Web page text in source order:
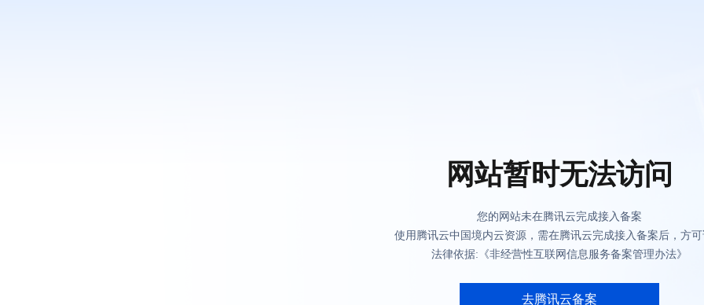
网站暂时无法访问
您的网站未在腾讯云完成接入备案
使用腾讯云中国境内云资源，需在腾讯云完成接入备案后，方
法律依据:《非经营性互联网信息服务备案管理办法》
去腾讯云备案